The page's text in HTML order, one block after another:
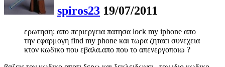
spiros23 19/07/2011
ερωτηση: απο περιεργεια πατησα lock my iphone απο
την εφαρμογη find my phone και τωρα ζηταει συνεχεια
κτον κωδικο που εβαλα.απο που το απενεργοποιω ?